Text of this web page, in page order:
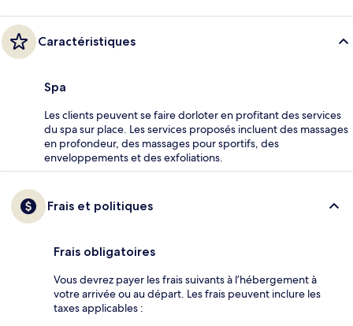
Caractéristiques
Spa
Les clients peuvent se faire dorloter en profitant des services
du spa sur place. Les services proposés incluent des massages
en profondeur, des massages pour sportifs, des
enveloppements et des exfoliations.
Frais et politiques
Frais obligatoires
Vous devrez payer les frais suivants à l’hébergement à
votre arrivée ou au départ. Les frais peuvent inclure les
taxes applicables :